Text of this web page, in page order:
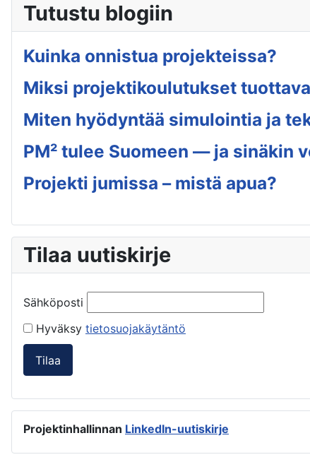
Tutustu blogiin
Kuinka onnistua projekteissa?
Miksi projektikoulutukset
Miten hyödyntää simulointia ja
PM² tulee Suomeen — ja sinäkin
Projekti jumissa – mistä apua?
Tilaa uutiskirje
Sähköposti
Hyväksy tietosuojakäytäntö
Tilaa
Projektinhallinnan LinkedIn-uutiskirje